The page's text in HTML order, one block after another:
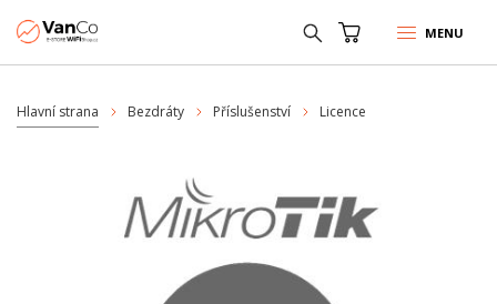
MENU
Hlavní strana Bezdráty Příslušenství Licence